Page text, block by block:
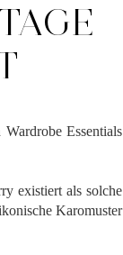
Essentials
existiert als solche
Karomuster